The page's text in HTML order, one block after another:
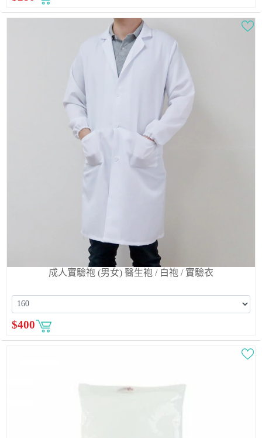
成人實驗袍 (男女) 醫生袍 / 白袍 / 實驗衣
$400